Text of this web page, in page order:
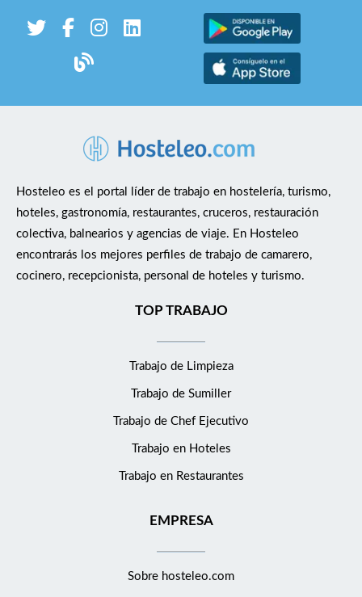
Hosteleo es el portal líder de trabajo en hostelería, turismo,
hoteles, gastronomía, restaurantes, cruceros, restauración
colectiva, balnearios y agencias de viaje. En Hosteleo
encontrarás los mejores perfiles de trabajo de camarero,
cocinero, recepcionista, personal de hoteles y turismo.
TOP TRABAJO
Trabajo de Limpieza
Trabajo de Sumiller
Trabajo de Chef Ejecutivo
Trabajo en Hoteles
Trabajo en Restaurantes
EMPRESA
Sobre hosteleo.com